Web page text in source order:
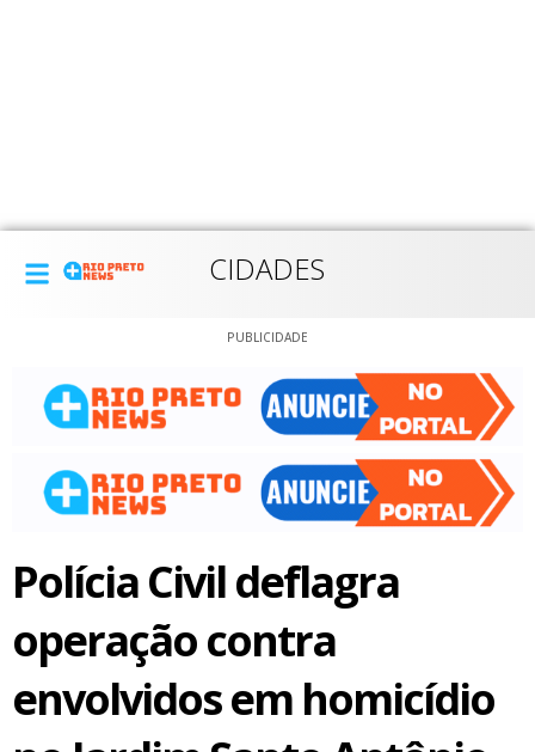
CIDADES
PUBLICIDADE
Polícia Civil deflagra
operação contra
envolvidos em homicídio